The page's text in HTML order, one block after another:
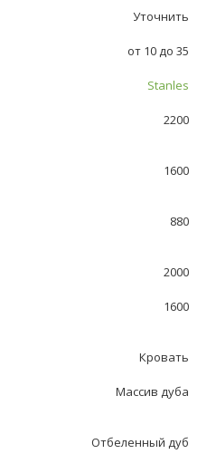
Уточнить
от 10 до 35
Stanles
2200
1600
880
2000
1600
Кровать
Массив дуба
Отбеленный дуб